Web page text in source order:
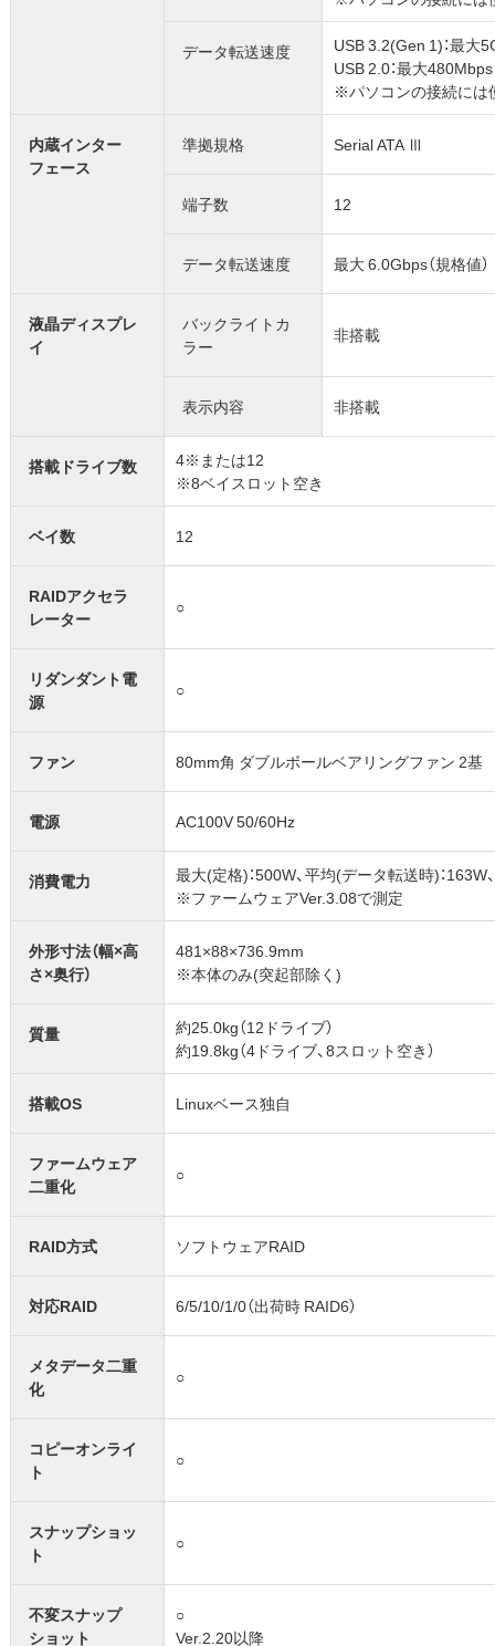
データ転送速度
USB 3.2(Gen 1)：最大
USB 2.0：最大480Mbps
※パソコンの接続には
内蔵インター
フェース
準拠規格 Serial ATA Ⅲ
端子数 12
データ転送速度 最大 6.0Gbps（規格値）
液晶ディスプレ
イ
バックライトカ
ラー
非搭載
表示内容 非搭載
搭載ドライブ数
4※または12
※8ベイスロット空き
ベイ数 12
RAIDアクセラ
レーター
○
リダンダント電
源
○
ファン 80mm角 ダブルボールベアリングファン 2基
電源 AC100V 50/60Hz
消費電力
最大(定格)：500W、平均(データ転送時)：163W
※ファームウェアVer.3.08で測定
外形寸法（幅×高
さ×奥行）
481×88×736.9mm
※本体のみ(突起部除く)
質量
約25.0kg（12ドライブ）
約19.8kg（4ドライブ、8スロット空き）
搭載OS Linuxベース独自
ファームウェア
二重化
○
RAID方式 ソフトウェアRAID
対応RAID 6/5/10/1/0（出荷時 RAID6）
メタデータ二重
化
○
コピーオンライ
ト
○
スナップショッ
ト
○
不変スナップ
ショット
○
Ver.2.20以降